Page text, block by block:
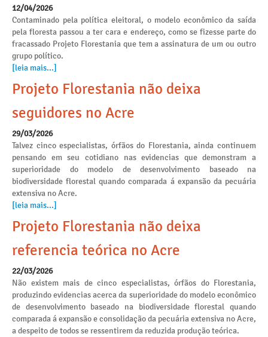
12/04/2026
Contaminado pela política eleitoral, o modelo econômico da saída
pela floresta passou a ter cara e endereço, como se fizesse parte do
fracassado Projeto Florestania que tem a assinatura de um ou outro
grupo político.
[leia mais...]
Projeto Florestania não deixa
seguidores no Acre
29/03/2026
Talvez cinco especialistas, órfãos do Florestania, ainda continuem
pensando em seu cotidiano nas evidencias que demonstram a
superioridade do modelo de desenvolvimento baseado na
biodiversidade florestal quando comparada á expansão da pecuária
extensiva no Acre.
[leia mais...]
Projeto Florestania não deixa
referencia teórica no Acre
22/03/2026
Não existem mais de cinco especialistas, órfãos do Florestania,
produzindo evidencias acerca da superioridade do modelo econômico
de desenvolvimento baseado na biodiversidade florestal quando
comparada á expansão e consolidação da pecuária extensiva no Acre,
a despeito de todos se ressentirem da reduzida produção teórica.